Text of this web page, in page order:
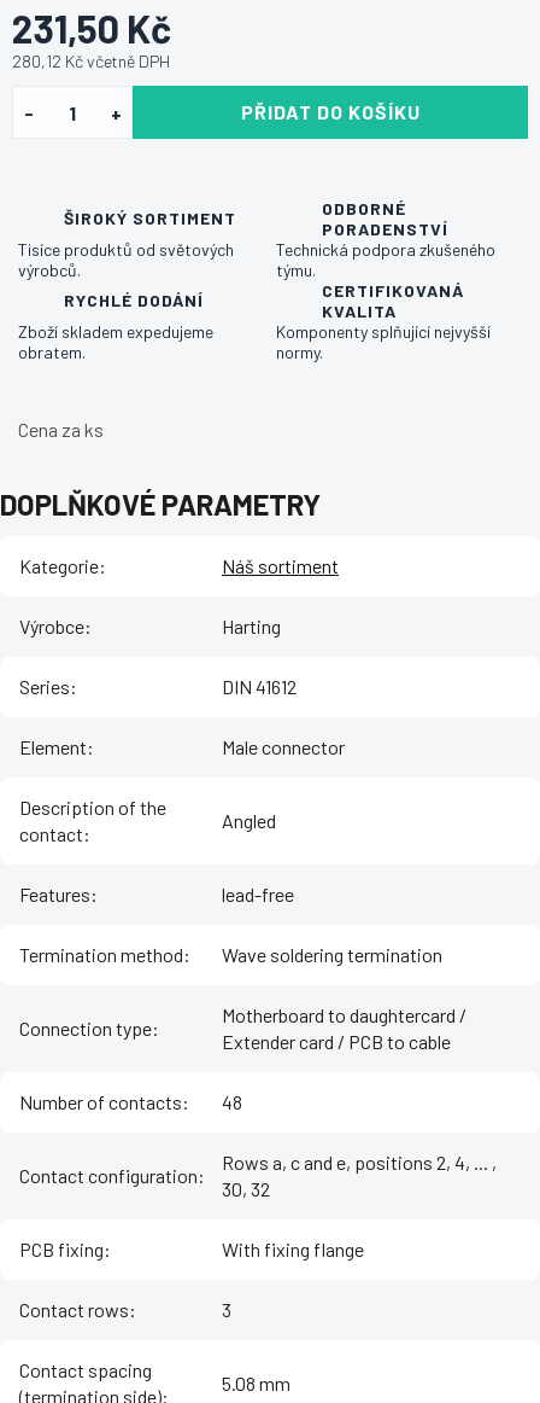
231,50 Kč
280,12 Kč včetně DPH
PŘIDAT DO KOŠÍKU
ŠIROKÝ SORTIMENT
Tisíce produktů od světových
výrobců.
ODBORNÉ
PORADENSTVÍ
Technická podpora zkušeného
týmu.
RYCHLÉ DODÁNÍ
Zboží skladem expedujeme
obratem.
CERTIFIKOVANÁ
KVALITA
Komponenty splňující nejvyšší
normy.
Cena za ks
DOPLŇKOVÉ PARAMETRY
Kategorie: Náš sortiment
Výrobce: Harting
Series: DIN 41612
Element: Male connector
Description of the
contact:
Angled
Features: lead-free
Termination method: Wave soldering termination
Connection type:
Motherboard to daughtercard /
Extender card / PCB to cable
Number of contacts: 48
Contact configuration:
Rows a, c and e, positions 2, 4, ... ,
30, 32
PCB fixing: With fixing flange
Contact rows: 3
Contact spacing
(termination side):
5.08 mm